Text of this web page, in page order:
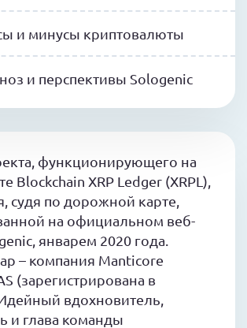
и минусы криптовалюты
и перспективы Sologenic
функционирующего на
Blockchain XRP Ledger (XRPL),
судя по дорожной карте,
на официальном веб-
январем 2020 года.
– компания Manticore
(зарегистрирована в
вдохновитель,
и глава команды